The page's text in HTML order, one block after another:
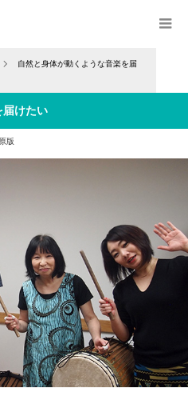
自然と身体が動くような音楽を届
届けたい
版